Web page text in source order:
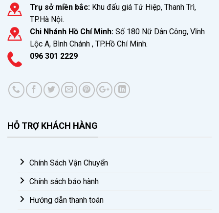
Trụ sở miền bắc: Khu đấu giá Tứ Hiệp, Thanh Trì,
TP.Hà Nội.
Chi Nhánh Hồ Chí Minh: Số 180 Nữ Dân Công, Vĩnh
Lộc A, Bình Chánh , TP.Hồ Chí Minh.
096 301 2229
HỖ TRỢ KHÁCH HÀNG
Chính Sách Vận Chuyển
Chính sách bảo hành
Hướng dẫn thanh toán